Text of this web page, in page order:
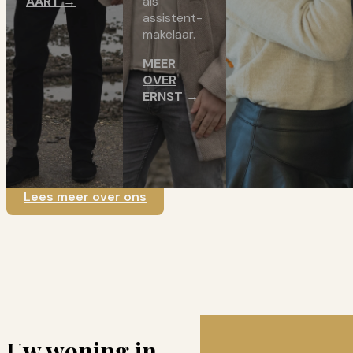
assistent-
makelaar.
MEER
OVER
ERNST →
Lees meer over ons